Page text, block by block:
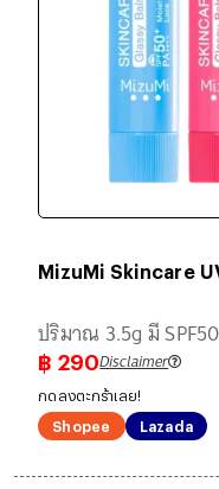
MizuMi Skincare
ปริมาณ 3.5g มี
฿ 290Disclaimer
กดลงตะกร้าเลย!
Shopee
Lazada